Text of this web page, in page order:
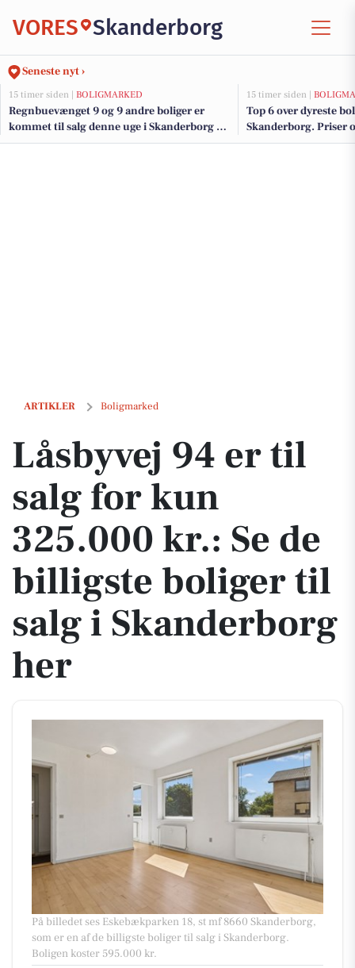
VORES Skanderborg
Seneste nyt ›
15 timer siden | BOLIGMARKED
Regnbuevænget 9 og 9 andre boliger er
kommet til salg denne uge i Skanderborg -
se boligerne her.
15 timer siden |
Top 6 over dyreste
Skanderborg. Priser
ARTIKLER Boligmarked
Låsbyvej 94 er til salg for kun 325.000 kr.: Se de billigste boliger til
Låsbyvej 94 er til
salg for kun
325.000 kr.: Se de
billigste boliger til
salg i Skanderborg
her
På billedet ses Eskebækparken 18, st mf 8660 Skanderborg,
som er en af de billigste boliger til salg i Skanderborg.
Boligen koster 595.000 kr.